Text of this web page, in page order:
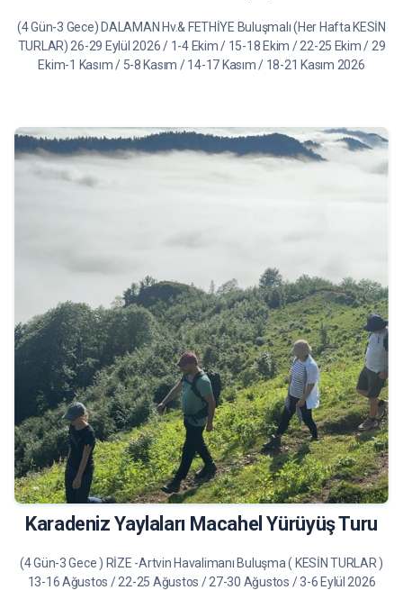
(4 Gün-3 Gece) DALAMAN Hv.& FETHİYE Buluşmalı (Her Hafta KESİN
TURLAR) 26-29 Eylül 2026 / 1-4 Ekim / 15-18 Ekim / 22-25 Ekim / 29
Ekim-1 Kasım / 5-8 Kasım / 14-17 Kasım / 18-21 Kasım 2026
22.500TL Tur Bilgileri
Karadeniz Yaylaları Macahel Yürüyüş Turu
(4 Gün-3 Gece ) RİZE -Artvin Havalimanı Buluşma ( KESİN TURLAR )
13-16 Ağustos / 22-25 Ağustos / 27-30 Ağustos / 3-6 Eylül 2026